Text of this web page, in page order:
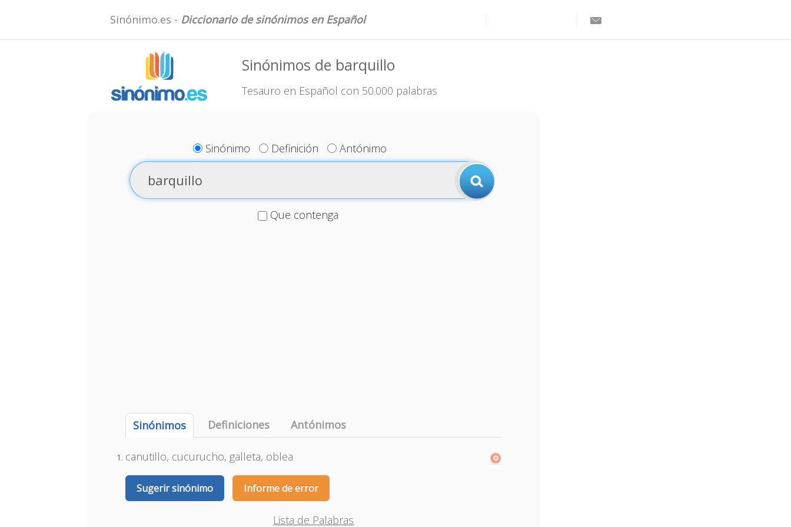
Sinónimo.es - Diccionario de sinónimos en Español
Sinónimos de barquillo
Tesauro en Español con 50.000 palabras
Sinónimo Definición Antónimo
Que contenga
Sinónimos Definiciones Antónimos
canutillo, cucurucho, galleta, oblea
Sugerir sinónimo Informe de error
Lista de Palabras